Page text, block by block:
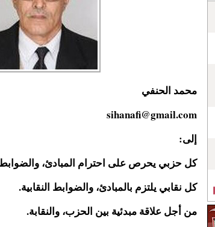
محمد الحنفي
sihanafi@gmail.com
إلى:
كل حزبي يحرص على احترام المبادئ، والضوابط
كل نقابي يلتزم بالمبادئ، والضوابط النقابية.
من أجل علاقة مبدئية بين الحزب، والنقابة.